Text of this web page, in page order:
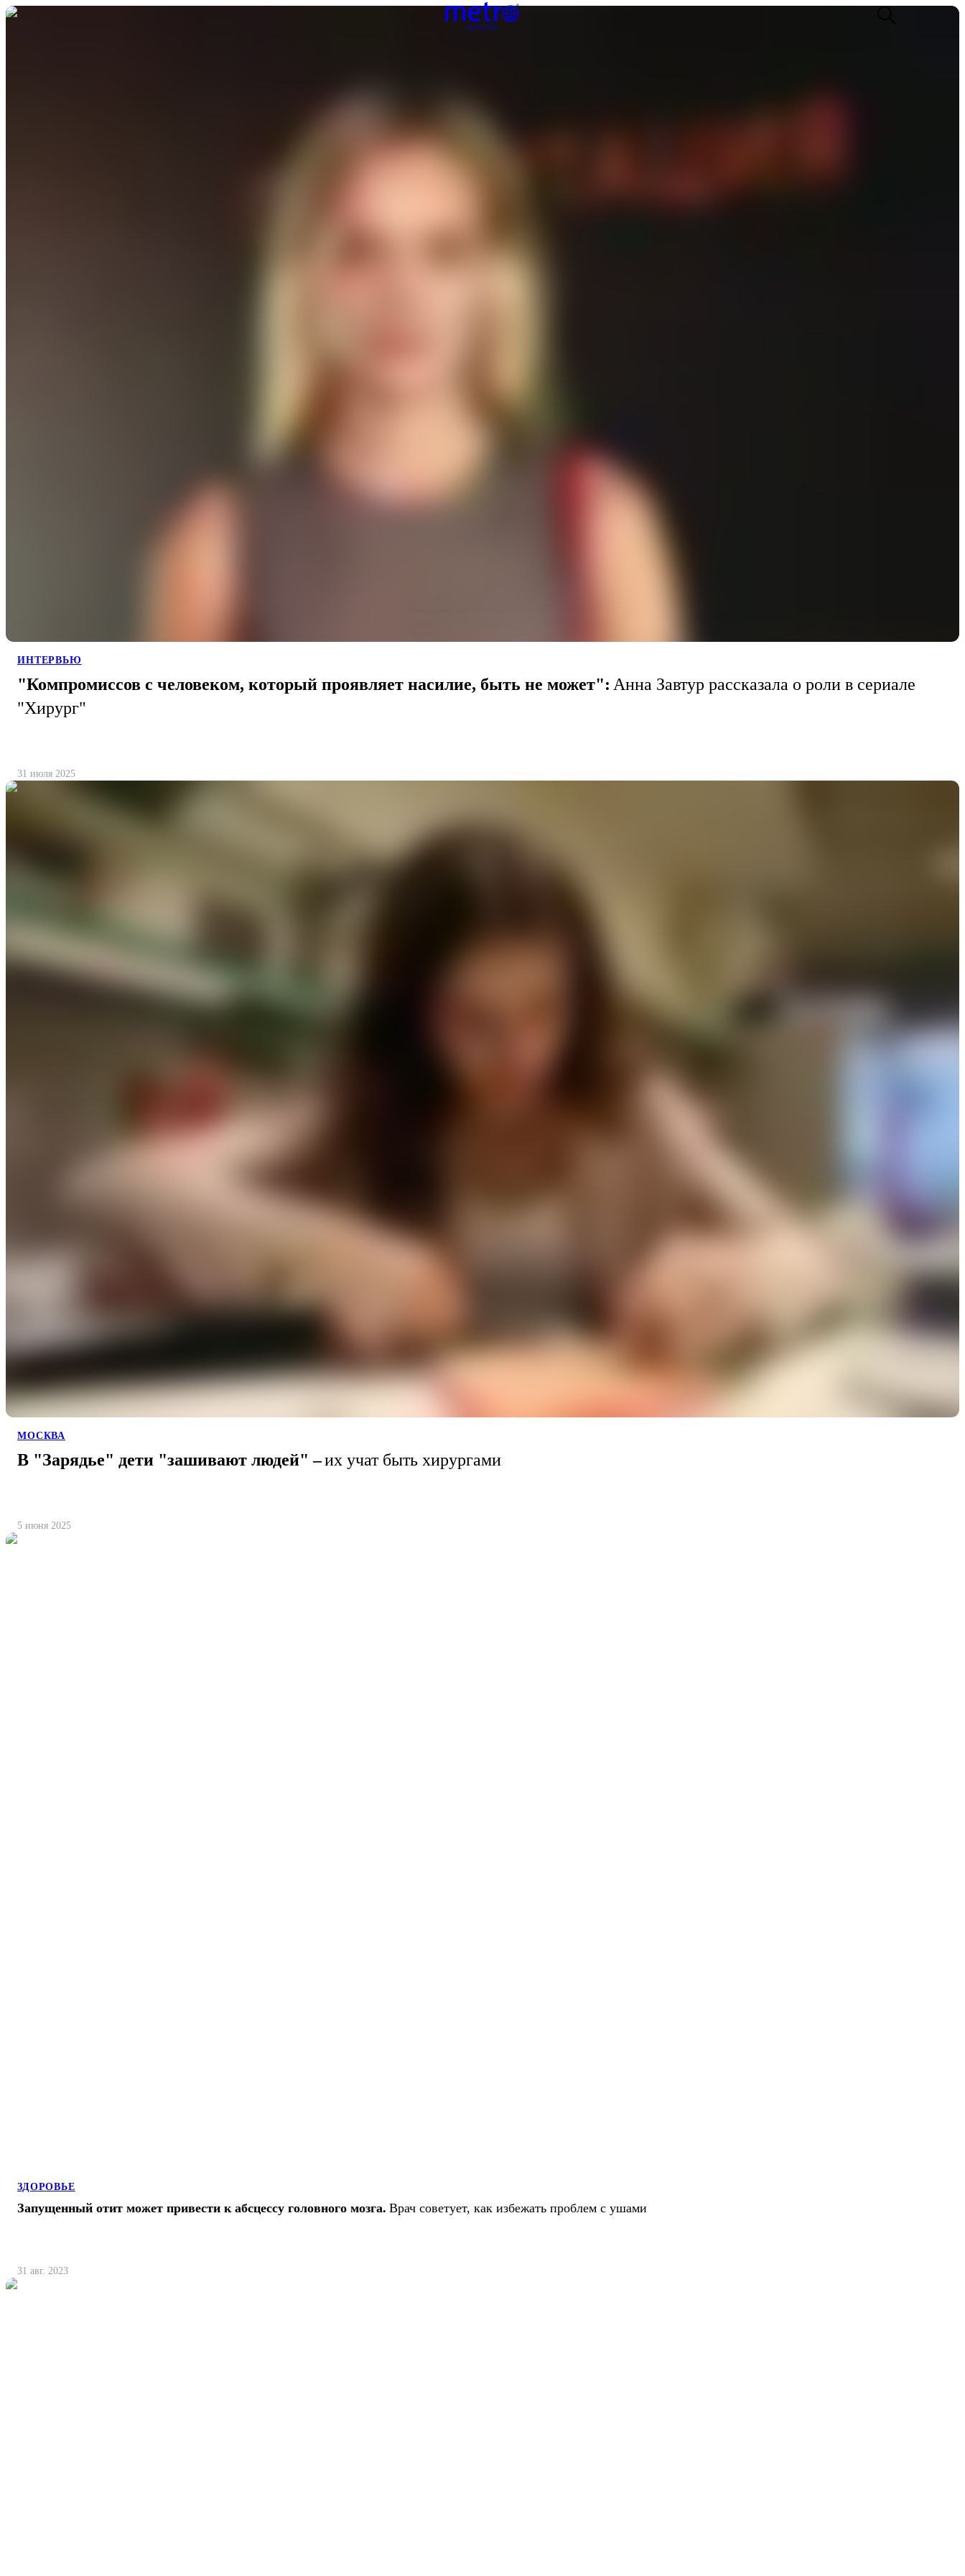
ИНТЕРВЬЮ
"Компромиссов с человеком, который проявляет насилие, быть не может": Анна Завтур рассказала о роли в сериале
"Хирург"
31 июля 2025
МОСКВА
В "Зарядье" дети "зашивают людей" –их учат быть хирургами
5 июня 2025
ЗДОРОВЬЕ
Запущенный отит может привести к абсцессу головного мозга. Врач советует, как избежать проблем с ушами
31 авг. 2023